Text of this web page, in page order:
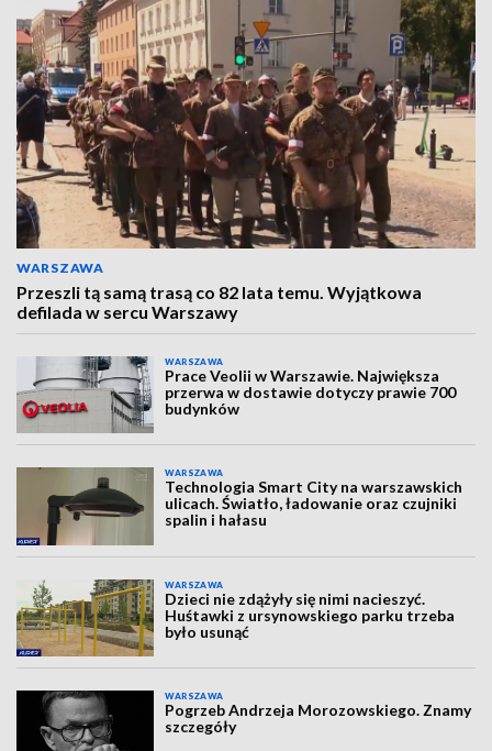
WARSZAWA
Przeszli tą samą trasą co 82 lata temu. Wyjątkowa
defilada w sercu Warszawy
WARSZAWA
Prace Veolii w Warszawie. Największa
przerwa w dostawie dotyczy prawie 700
budynków
WARSZAWA
Technologia Smart City na warszawskich
ulicach. Światło, ładowanie oraz czujniki
spalin i hałasu
WARSZAWA
Dzieci nie zdążyły się nimi nacieszyć.
Huśtawki z ursynowskiego parku trzeba
było usunąć
WARSZAWA
Pogrzeb Andrzeja Morozowskiego. Znamy
szczegóły